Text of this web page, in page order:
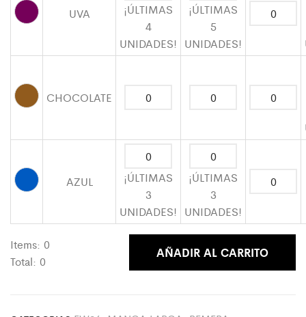
UVA
¡ÚLTIMAS
4
UNIDADES!
¡ÚLTIMAS
5
UNIDADES!
CHOCOLATE
AZUL
¡ÚLTIMAS
3
UNIDADES!
¡ÚLTIMAS
3
UNIDADES!
Items: 0
Total: 0
AÑADIR AL CARRITO